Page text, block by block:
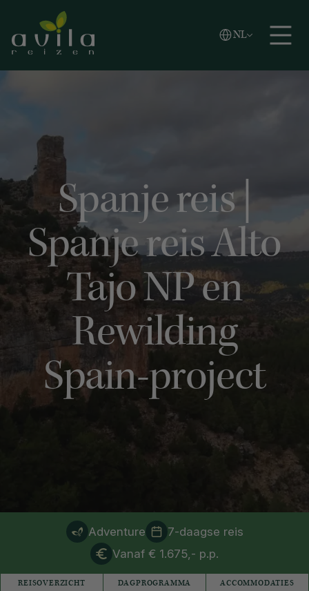
Zoeken
NL
Vlaams
English
Spanje reis |
Spanje reis Alto
Tajo NP en
Rewilding
Spain-project
Adventure
7-daagse reis
Vanaf € 1.675,- p.p.
REISOVERZICHT DAGPROGRAMMA ACCOMMODATIES